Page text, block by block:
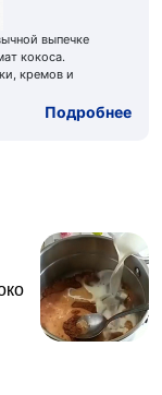
выпечке
кокоса.
кремов и
Подробнее